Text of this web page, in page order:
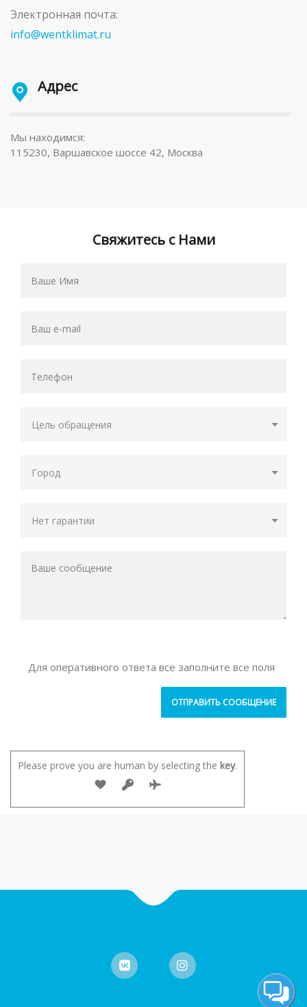
Электронная почта:
info@wentklimat.ru
Адрес
Мы находимся:
115230, Варшавское шоссе 42, Москва
Свяжитесь с Нами
Для оперативного ответа все заполните все поля
Please prove you are human by selecting the key.